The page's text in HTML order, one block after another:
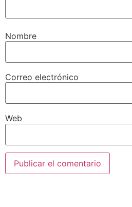
Nombre
Correo electrónico
Web